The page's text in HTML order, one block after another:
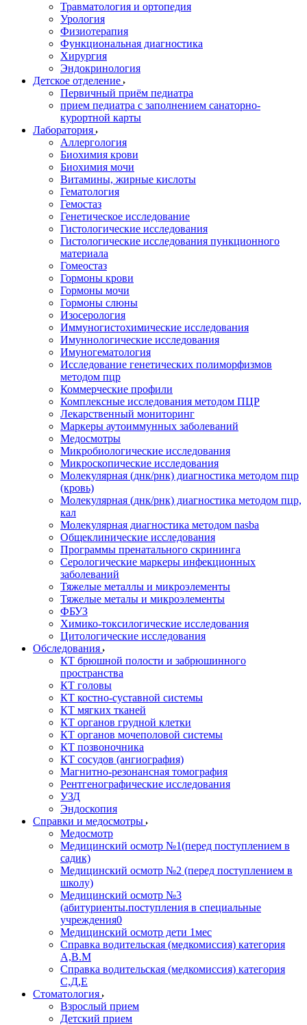
Травматология и ортопедия
Урология
Физиотерапия
Функциональная диагностика
Хирургия
Эндокринология
Детское отделение
Первичный приём педиатра
прием педиатра с заполнением санаторно-
курортной карты
Лаборатория
Аллергология
Биохимия крови
Биохимия мочи
Витамины, жирные кислоты
Гематология
Гемостаз
Генетическое исследование
Гистологические исследования
Гистологические исследования пункционного
материала
Гомеостаз
Гормоны крови
Гормоны мочи
Гормоны слюны
Изосерология
Иммуногистохимические исследования
Имуннологические исследования
Имуногематология
Исследование генетических полиморфизмов
методом пцр
Коммерческие профили
Комплексные исследования методом ПЦР
Лекарственный мониторинг
Маркеры аутоиммунных заболеваний
Медосмотры
Микробиологические исследования
Микроскопические исследования
Молекулярная (днк/рнк) диагностика методом пцр
(кровь)
Молекулярная (днк/рнк) диагностика методом пцр,
кал
Молекулярная диагностика методом nasba
Общеклинические исследования
Программы пренатального скрининга
Серологические маркеры инфекционных
заболеваний
Тяжелые металлы и микроэлементы
Тяжелые металы и микроэлементы
ФБУЗ
Химико-токсилогические исследования
Цитологические исследования
Обследования
КТ брюшной полости и забрюшинного
пространства
КТ головы
КТ костно-суставной системы
КТ мягких тканей
КТ органов грудной клетки
КТ органов мочеполовой системы
КТ позвоночника
КТ сосудов (ангиография)
Магнитно-резонансная томография
Рентгенографические исследования
УЗД
Эндоскопия
Справки и медосмотры
Медосмотр
Медицинский осмотр №1(перед поступлением в
садик)
Медицинский осмотр №2 (перед поступлением в
школу)
Медицинский осмотр №3
(абитуриенты.поступления в специальные
учреждения0
Медицинский осмотр дети 1мес
Справка водительская (медкомиссия) категория
А,В.М
Справка водительская (медкомиссия) категория
С,Д,Е
Стоматология
Взрослый прием
Детский прием